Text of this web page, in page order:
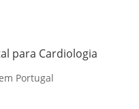
para Cardiologia
Portugal